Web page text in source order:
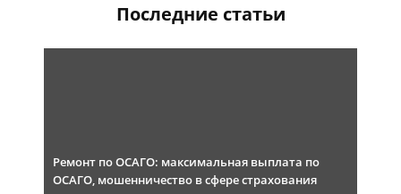
Последние статьи
Ремонт по ОСАГО: максимальная выплата по
ОСАГО, мошенничество в сфере страхования